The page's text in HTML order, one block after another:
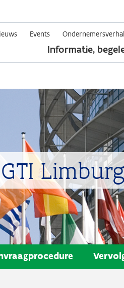
Overslaan
en
naar
de
gaan
Events
Informatie,
Limburg